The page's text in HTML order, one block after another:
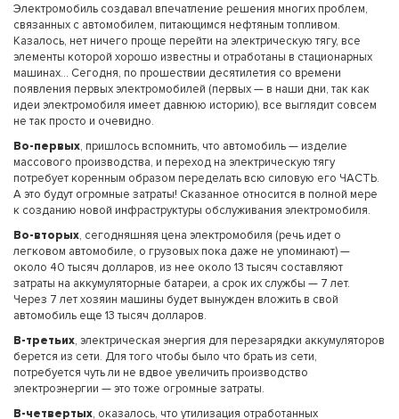
Электромобиль создавал впечатление решения многих проблем,
связанных с автомобилем, питающимся нефтяным топливом.
Казалось, нет ничего проще перейти на электрическую тягу, все
элементы которой хорошо известны и отработаны в стационарных
машинах… Сегодня, по прошествии десятилетия со времени
появления первых электромобилей (первых — в наши дни, так как
идеи электромобиля имеет давнюю историю), все выглядит совсем
не так просто и очевидно.
Во-первых, пришлось вспомнить, что автомобиль — изделие
массового производства, и переход на электрическую тягу
потребует коренным образом переделать всю силовую его ЧАСТЬ.
А это будут огромные затраты! Сказанное относится в полной мере
к созданию новой инфраструктуры обслуживания электромобиля.
Во-вторых, сегодняшняя цена электромобиля (речь идет о
легковом автомобиле, о грузовых пока даже не упоминают) —
около 40 тысяч долларов, из нее около 13 тысяч составляют
затраты на аккумуляторные батареи, а срок их службы — 7 лет.
Через 7 лет хозяин машины будет вынужден вложить в свой
автомобиль еще 13 тысяч долларов.
В-третьих, электрическая энергия для перезарядки аккумуляторов
берется из сети. Для того чтобы было что брать из сети,
потребуется чуть ли не вдвое увеличить производство
электроэнергии — это тоже огромные затраты.
В-четвертых, оказалось, что утилизация отработанных